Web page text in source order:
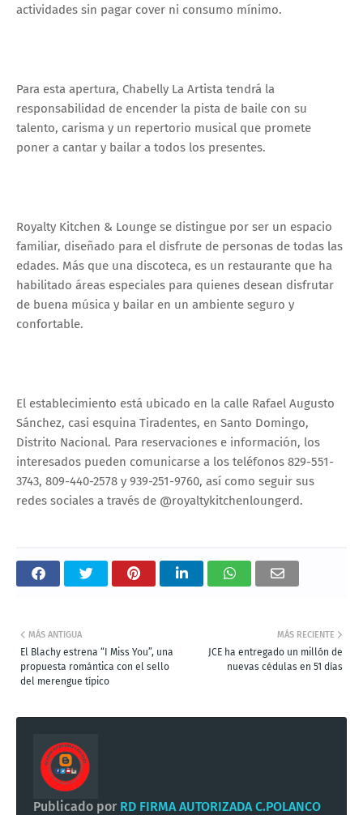
actividades sin pagar cover ni consumo mínimo.
Para esta apertura, Chabelly La Artista tendrá la
responsabilidad de encender la pista de baile con su
talento, carisma y un repertorio musical que promete
poner a cantar y bailar a todos los presentes.
Royalty Kitchen & Lounge se distingue por ser un espacio
familiar, diseñado para el disfrute de personas de todas las
edades. Más que una discoteca, es un restaurante que ha
habilitado áreas especiales para quienes desean disfrutar
de buena música y bailar en un ambiente seguro y
confortable.
El establecimiento está ubicado en la calle Rafael Augusto
Sánchez, casi esquina Tiradentes, en Santo Domingo,
Distrito Nacional. Para reservaciones e información, los
interesados pueden comunicarse a los teléfonos 829-551-
3743, 809-440-2578 y 939-251-9760, así como seguir sus
redes sociales a través de @royaltykitchenloungerd.
MÁS RECIENTE
JCE ha entregado un millón de
nuevas cédulas en 51 días
MÁS ANTIGUA
El Blachy estrena “I Miss You”, una
propuesta romántica con el sello
del merengue típico
Publicado por RD FIRMA AUTORIZADA C.POLANCO